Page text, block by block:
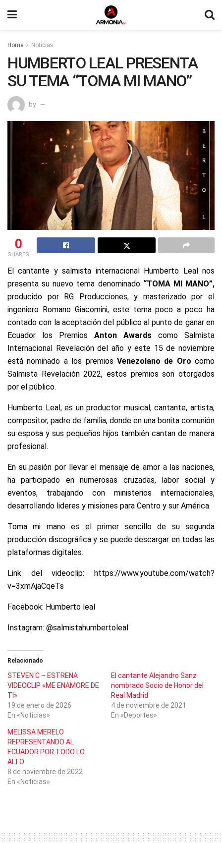
Home Noticias
HUMBERTO LEAL PRESENTA
SU TEMA “TOMA MI MANO”
by
0
SHARES
El cantante y salmista internacional Humberto Leal nos
presenta su nuevo tema denominado “TOMA MI MANO”,
producido por RG Producciones, y masterizado por el
ingeniero Romano Giacomini, este tema poco a poco ha
contado con la aceptación del público al punto de ganar en
Ecuador los Premios Anton Awards como Salmista
Internacional Revelación del año y este 15 de noviembre
está nominado a los premios Venezolano de Oro como
Salmista Revelación 2022, estos premios son otorgados
por el público.
Humberto Leal, es un productor musical, cantante, artista,
compositor, padre de familia, donde en una bonita comunión
su esposa y sus pequeños hijos también cantan de manera
profesional.
En su pasión por llevar el mensaje de amor a las naciones,
ha participado en numerosas cruzadas, labor social y
eventos, trabajando con ministerios internacionales,
desarrollando lideres y misiones para Centro y sur América.
Toma mi mano es el primer sencillo de su segunda
producción discográfica y se puede descargar en todas las
plataformas digitales.
Link del videoclip:
https://www.youtube.com/watch?
v=3xmAjaCqeTs
Facebook: Humberto leal
Instagram: @salmistahumbertoleal
Relacionado
STEVEN C – ESTRENA
VIDEOCLIP «ME ENAMORE DE
TI»
19 de enero de 2026
En «Noticias»
El cantante Alejandro Sanz
nombrado Socio de Honor del
Real Madrid
4 de noviembre de 2021
En «Deportes»
MELISSA MERELO
REPRESENTANDO AL
ECUADOR POR TODO LO
ALTO
8 de noviembre de 2022
En «Noticias»